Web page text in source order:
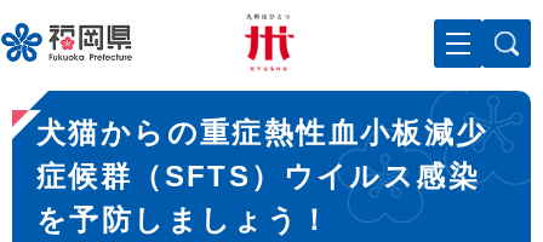
ー
ジ
先
頭
メニューを飛ばして本文へ
本
文
犬猫からの重症熱性血小板減少
症候群（SFTS）ウイルス感染
を予防しましょう！